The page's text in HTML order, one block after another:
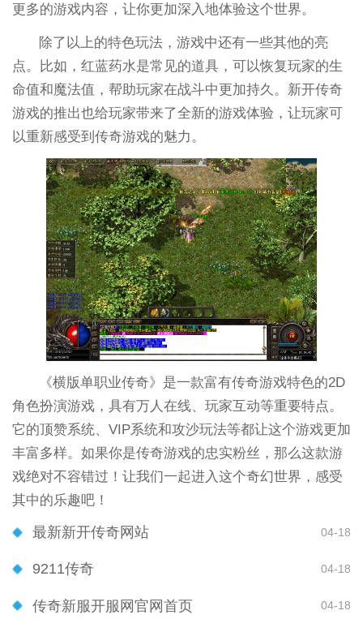
更多的游戏内容，让你更加深入地体验这个世界。
除了以上的特色玩法，游戏中还有一些其他的亮
点。比如，红蓝药水是常见的道具，可以恢复玩家的生
命值和魔法值，帮助玩家在战斗中更加持久。新开传奇
游戏的推出也给玩家带来了全新的游戏体验，让玩家可
以重新感受到传奇游戏的魅力。
《横版单职业传奇》是一款富有传奇游戏特色的2D
角色扮演游戏，具有万人在线、玩家互动等重要特点。
它的顶赞系统、VIP系统和攻沙玩法等都让这个游戏更加
丰富多样。如果你是传奇游戏的忠实粉丝，那么这款游
戏绝对不容错过！让我们一起进入这个奇幻世界，感受
其中的乐趣吧！
最新新开传奇网站 04-18
9211传奇 04-18
传奇新服开服网官网首页 04-18